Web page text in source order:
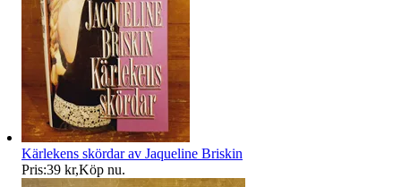
Kärlekens skördar av Jaqueline Briskin
Pris:39 kr,Köp nu.